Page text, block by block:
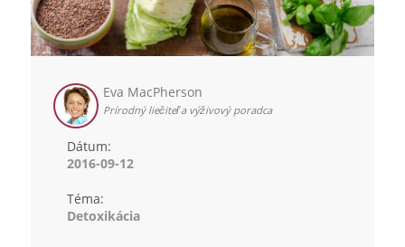
Eva MacPherson
Prírodný liečiteľ a výživový poradca
Dátum:
2016-09-12
Téma:
Detoxikácia